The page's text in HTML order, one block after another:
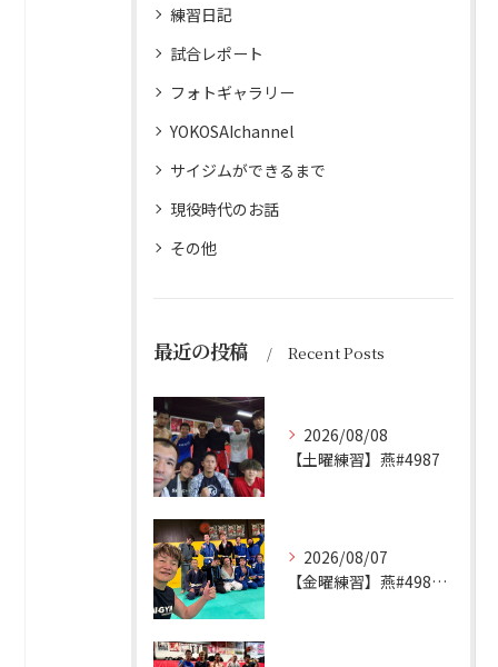
練習日記
試合レポート
フォトギャラリー
YOKOSAIchannel
サイジムができるまで
現役時代のお話
その他
最近の投稿 Recent Posts
2026/08/08
【土曜練習】燕#4987
2026/08/07
【金曜練習】燕#4986見附#493